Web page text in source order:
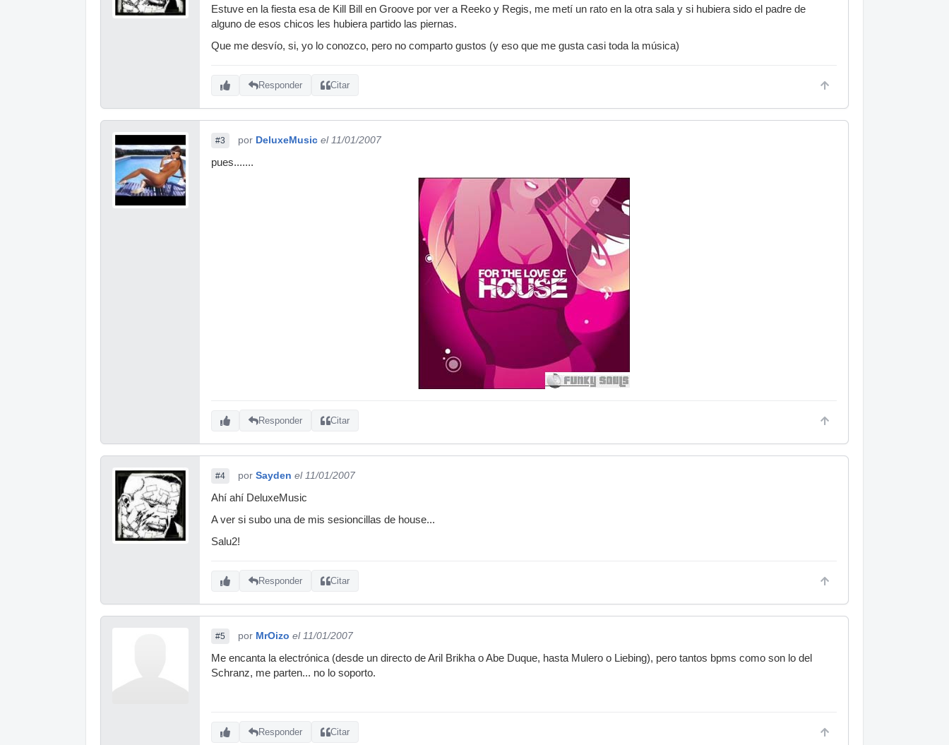
Estuve en la fiesta esa de Kill Bill en Groove por ver a Reeko y Regis, me metí un rato en la otra sala y si hubiera sido el padre de
alguno de esos chicos les hubiera partido las piernas.
Que me desvío, si, yo lo conozco, pero no comparto gustos (y eso que me gusta casi toda la música)
Responder Citar
#3 por DeluxeMusic el 11/01/2007
pues.......
Responder Citar
#4 por Sayden el 11/01/2007
Ahí ahí DeluxeMusic
A ver si subo una de mis sesioncillas de house...
Salu2!
Responder Citar
#5 por MrOizo el 11/01/2007
Me encanta la electrónica (desde un directo de Aril Brikha o Abe Duque, hasta Mulero o Liebing), pero tantos bpms como son lo del
Schranz, me parten... no lo soporto.
Responder Citar